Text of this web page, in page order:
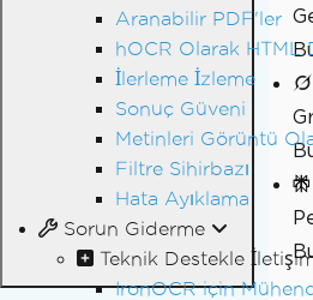
Aranabilir PDF'ler
hOCR Olarak HTML
İlerleme İzleme
Sonuç Güveni
Metinleri Görüntü
Filtre Sihirbazı
Hata Ayıklama
Sorun Giderme
Teknik Destekle
IronOCR için